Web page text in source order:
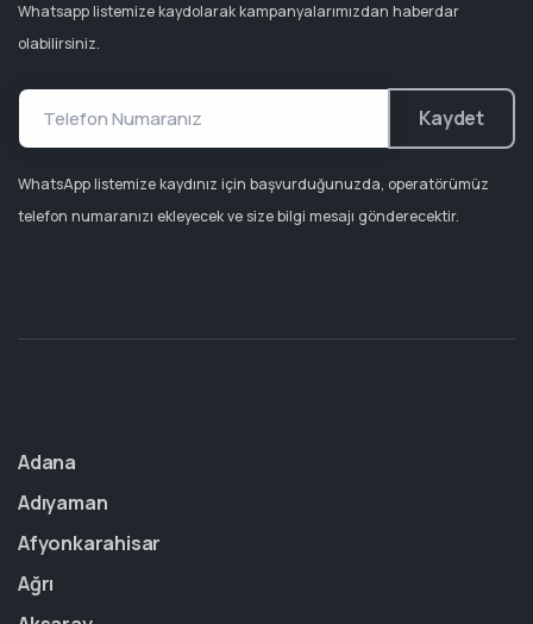
Whatsapp listemize kaydolarak kampanyalarımızdan haberdar
olabilirsiniz.
Kaydet
WhatsApp listemize kaydınız için başvurduğunuzda, operatörümüz
telefon numaranızı ekleyecek ve size bilgi mesajı gönderecektir.
Adana
Adıyaman
Afyonkarahisar
Ağrı